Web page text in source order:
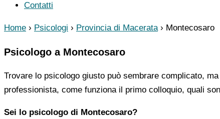
Contatti
Home › Psicologi › Provincia di Macerata › Montecosaro
Psicologo a Montecosaro
Trovare lo psicologo giusto può sembrare complicato,
professionista, come funziona il primo colloquio, quali
Sei lo psicologo di Montecosaro?